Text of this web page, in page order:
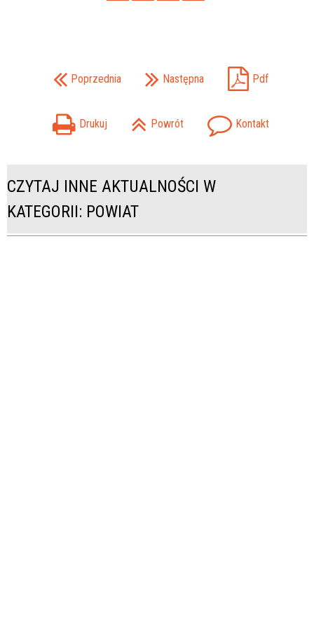
Poprzednia Następna Pdf
Drukuj Powrót Kontakt
CZYTAJ INNE AKTUALNOŚCI W
KATEGORII: POWIAT